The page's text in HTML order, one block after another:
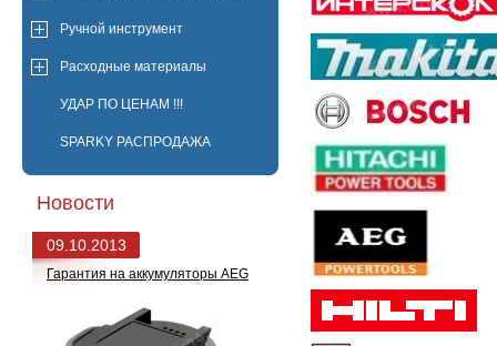
Ручной инструмент
Расходные материалы
УДАР ПО ЦЕНАМ !!!
SPARKY РАСПРОДАЖА
Новости
09.10.2013
Гарантия на аккумуляторы AEG